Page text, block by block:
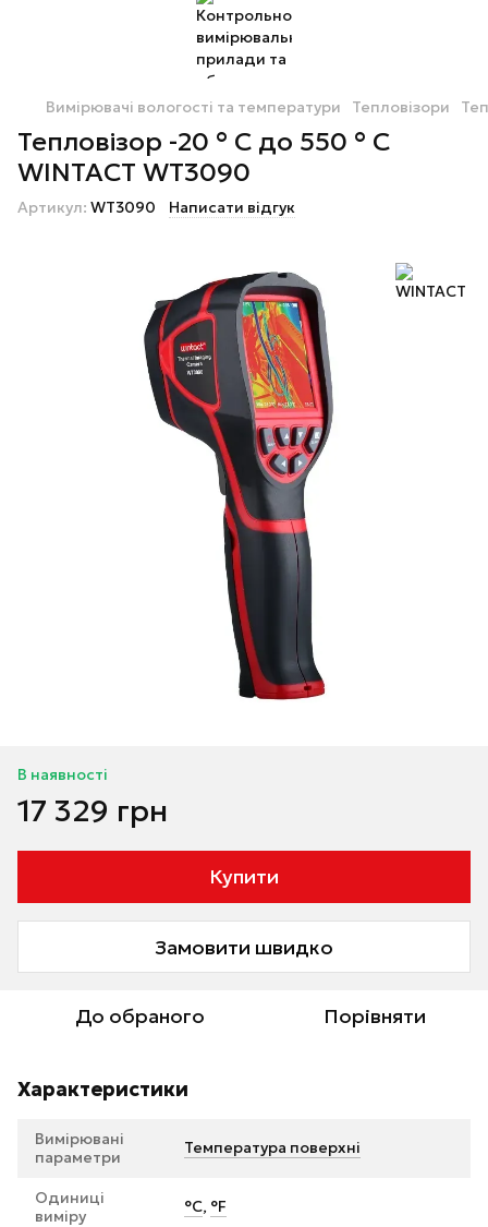
Вимірювачі вологості та температури Тепловізори
Тепловізор -20 ° С до 550 ° С
WINTACT WT3090
Артикул: WT3090 Написати відгук
В наявності
17 329 грн
Купити
Замовити швидко
До обраного Порівняти
Характеристики
Вимірювані
параметри
Температура поверхні
Одиниці
виміру
°C, °F